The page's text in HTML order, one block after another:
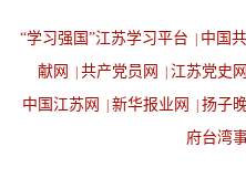
“学习强国”江苏学习平台 中国
献网
共产党员网 江苏党史网
中国江苏网
新华报业网 扬子
府台湾